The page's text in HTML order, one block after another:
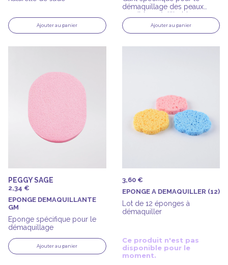
Ajouter au panier
démaquillage des peaux
sensibles, réutilisable
Ajouter au panier
PEGGY SAGE
2,34 €
EPONGE DEMAQUILLANTE
GM
Eponge spécifique pour le
démaquillage
Ajouter au panier
3,60 €
EPONGE A DEMAQUILLER (12)
Lot de 12 éponges à
démaquiller
Ce produit n'est pas
disponible pour le
moment.